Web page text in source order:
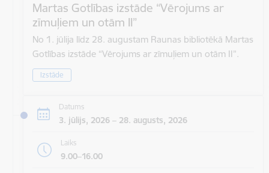
Martas Gotlības izstāde “Vērojums ar
zīmuļiem un otām II”
No 1. jūlija līdz 28. augustam Raunas bibliotēkā Martas
Gotlības izstāde “Vērojums ar zīmuļiem un otām II”.
Izstāde
Datums
3. jūlijs, 2026 – 28. augusts, 2026
Laiks
9.00–16.00